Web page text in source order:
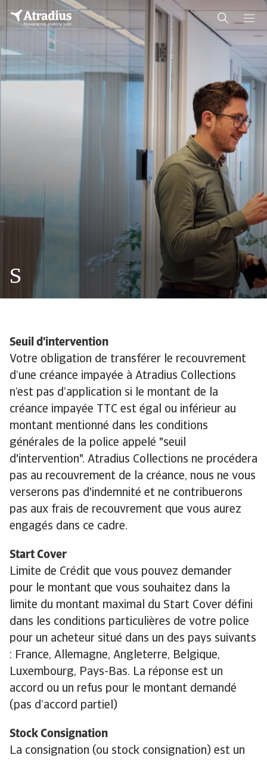
S
Seuil d'intervention
Votre obligation de transférer le recouvrement
d’une créance impayée à Atradius Collections
n’est pas d’application si le montant de la
créance impayée TTC est égal ou inférieur au
montant mentionné dans les conditions
générales de la police appelé "seuil
d'intervention". Atradius Collections ne procédera
pas au recouvrement de la créance, nous ne vous
verserons pas d'indemnité et ne contribuerons
pas aux frais de recouvrement que vous aurez
engagés dans ce cadre.
Start Cover
Limite de Crédit que vous pouvez demander
pour le montant que vous souhaitez dans la
limite du montant maximal du Start Cover défini
dans les conditions particulières de votre police
pour un acheteur situé dans un des pays suivants
: France, Allemagne, Angleterre, Belgique,
Luxembourg, Pays-Bas. La réponse est un
accord ou un refus pour le montant demandé
(pas d’accord partiel)
Stock Consignation
La consignation (ou stock consignation) est un